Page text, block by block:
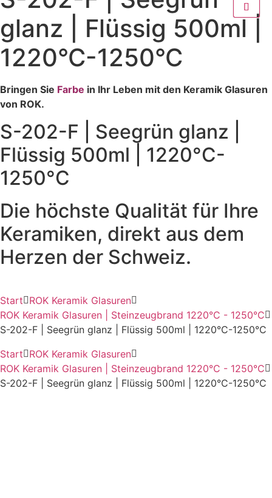
glanz | Flüssig 500ml |
1220°C-1250°C
Bringen Sie Farbe in Ihr Leben mit den Keramik Glasuren
von ROK.
S-202-F | Seegrün glanz |
Flüssig 500ml | 1220°C-
1250°C
Die höchste Qualität für Ihre
Keramiken, direkt aus dem
Herzen der Schweiz.
Start ROK Keramik Glasuren
ROK Keramik Glasuren | Steinzeugbrand 1220°C - 1250°C
S-202-F | Seegrün glanz | Flüssig 500ml | 1220°C-1250°C
Start ROK Keramik Glasuren
ROK Keramik Glasuren | Steinzeugbrand 1220°C - 1250°C
S-202-F | Seegrün glanz | Flüssig 500ml | 1220°C-1250°C